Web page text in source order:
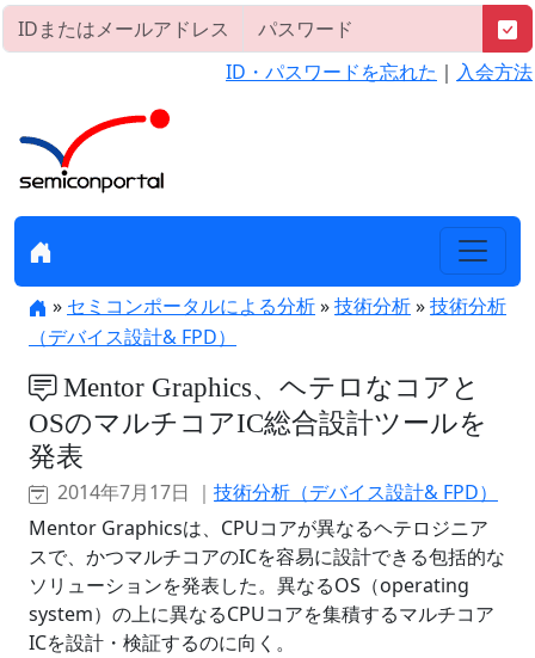
ID・パスワードを忘れた ｜ 入会方法
» セミコンポータルによる分析»技術分析»技術分析
（デバイス設計& FPD）
Mentor Graphics、ヘテロなコアと
OSのマルチコアIC総合設計ツールを
発表
2014年7月17日 ｜ 技術分析（デバイス設計& FPD）
Mentor Graphicsは、CPUコアが異なるヘテロジニア
スで、かつマルチコアのICを容易に設計できる包括的な
ソリューションを発表した。異なるOS（operating
system）の上に異なるCPUコアを集積するマルチコア
ICを設計・検証するのに向く。